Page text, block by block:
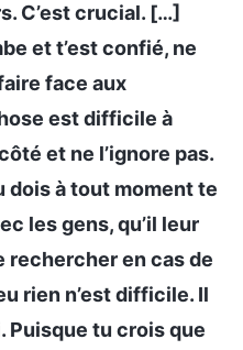
C’est crucial. […]
et t’est confié, ne
face aux
est difficile à
et ne l’ignore pas.
dois à tout moment te
les gens, qu’il leur
rechercher en cas de
rien n’est difficile. Il
Puisque tu crois que